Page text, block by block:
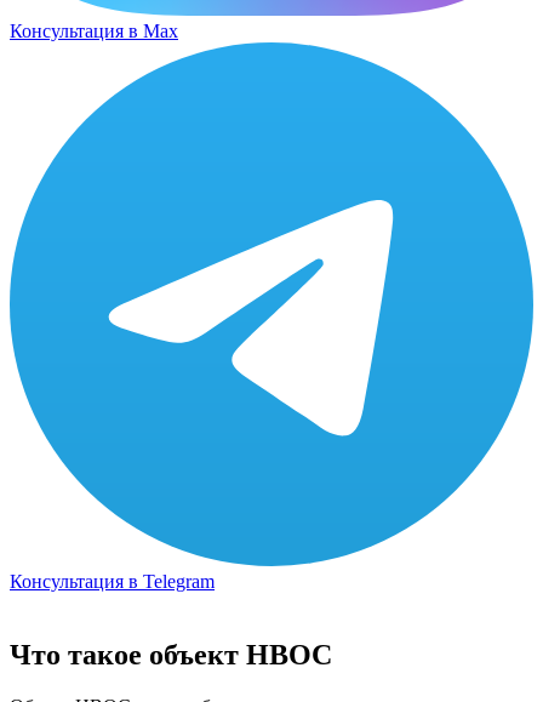
Консультация в Max
Консультация в Telegram
Что такое объект НВОС